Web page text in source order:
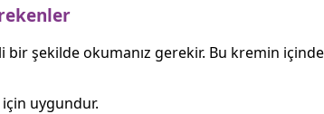
şekilde okumanız gerekir. Bu kremin
için uygundur.